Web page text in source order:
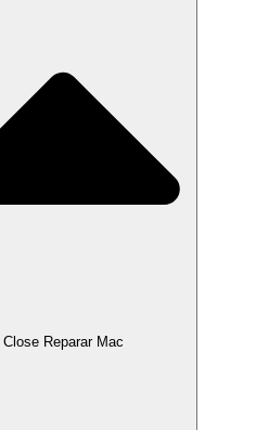
Close Reparar Mac